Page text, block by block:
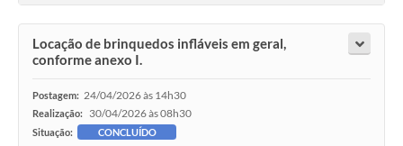
Locação de brinquedos infláveis em geral,
conforme anexo I.
Postagem: 24/04/2026 às 14h30
Realização: 30/04/2026 às 08h30
Situação: CONCLUÍDO